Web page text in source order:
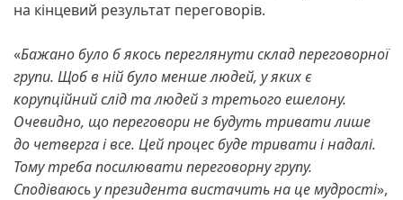
на кінцевий результат переговорів.
«Бажано було б якось переглянути склад переговорної
групи. Щоб в ній було менше людей, у яких є
корупційний слід та людей з третього ешелону.
Очевидно, що переговори не будуть тривати лише
до четверга і все. Цей процес буде тривати і надалі.
Тому треба посилювати переговорну групу.
Сподіваюсь у президента вистачить на це мудрості»,